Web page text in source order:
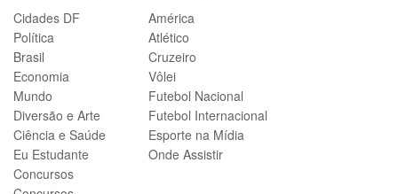
Cidades DF
Política
Brasil
Economia
Mundo
Diversão e Arte
Ciência e Saúde
Eu Estudante
Concursos
América
Atlético
Cruzeiro
Vôlei
Futebol Nacional
Futebol Internacional
Esporte na Mídia
Onde Assistir